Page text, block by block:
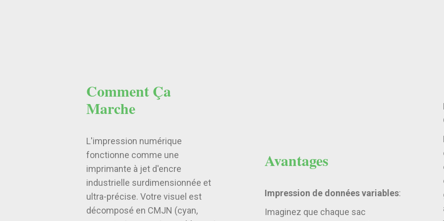
Comment Ça
Marche
L'impression numérique
fonctionne comme une
imprimante à jet d'encre
industrielle surdimensionnée et
ultra-précise. Votre visuel est
décomposé en CMJN (cyan,
Avantages
Impression de données variables:
Imaginez que chaque sac